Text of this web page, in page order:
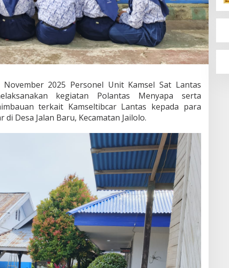
2025 Personel Unit Kamsel Sat Lantas
kegiatan Polantas Menyapa serta
terkait Kamseltibcar Lantas kepada para
Desa Jalan Baru, Kecamatan Jailolo.